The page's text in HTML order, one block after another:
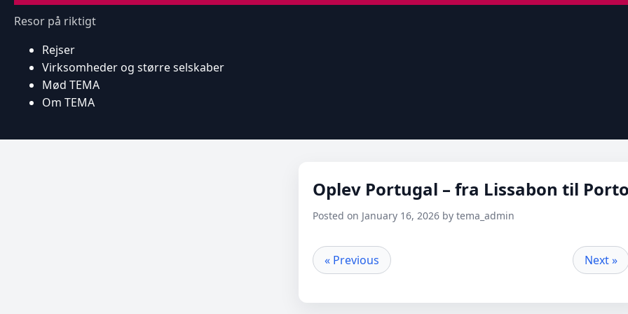
Resor på riktigt
Rejser
Virksomheder og større selskaber
Mød TEMA
Om TEMA
Oplev Portugal – fra Lissabon til
Posted on January 16, 2026 by tema_admin
« Previous Next »